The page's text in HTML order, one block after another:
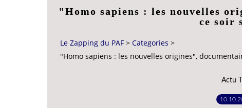
"Homo sapiens : les nouvelles
ce soir
Le Zapping du PAF > Categories >
"Homo sapiens : les nouvelles origines",
Actu